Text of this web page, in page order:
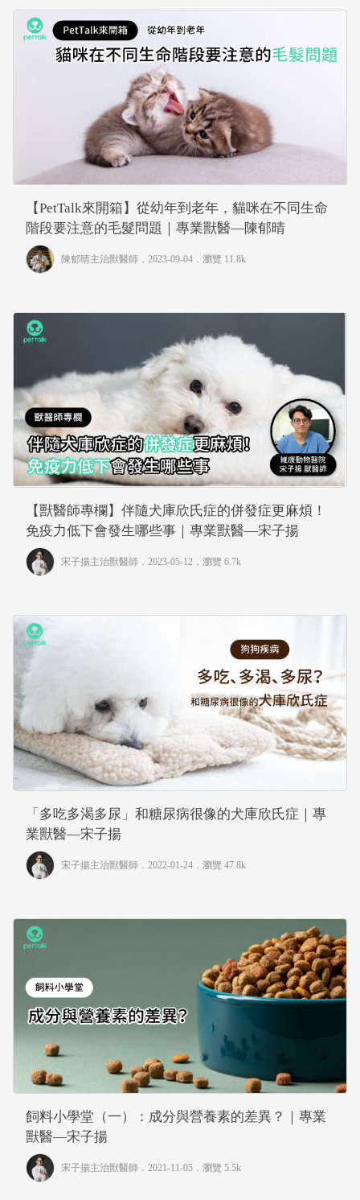
【PetTalk來開箱】從幼年到老年，貓咪在不同生命
階段要注意的毛髮問題｜專業獸醫—陳郁晴
陳郁晴主治獸醫師 ．2023-09-04． 瀏覽 11.8k
【獸醫師專欄】伴隨犬庫欣氏症的併發症更麻煩！
免疫力低下會發生哪些事｜專業獸醫—宋子揚
宋子揚主治獸醫師 ．2023-05-12． 瀏覽 6.7k
「多吃多渴多尿」和糖尿病很像的犬庫欣氏症｜專
業獸醫—宋子揚
宋子揚主治獸醫師 ．2022-01-24． 瀏覽 47.8k
飼料小學堂（一）：成分與營養素的差異？｜專業
獸醫—宋子揚
宋子揚主治獸醫師 ．2021-11-05． 瀏覽 5.5k